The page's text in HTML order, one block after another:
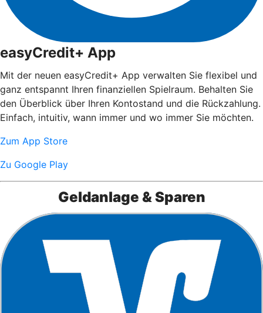
easyCredit+ App
Mit der neuen easyCredit+ App verwalten Sie flexibel und
ganz entspannt Ihren finanziellen Spielraum. Behalten Sie
den Überblick über Ihren Kontostand und die Rückzahlung.
Einfach, intuitiv, wann immer und wo immer Sie möchten.
Zum App Store
Zu Google Play
Geldanlage & Sparen